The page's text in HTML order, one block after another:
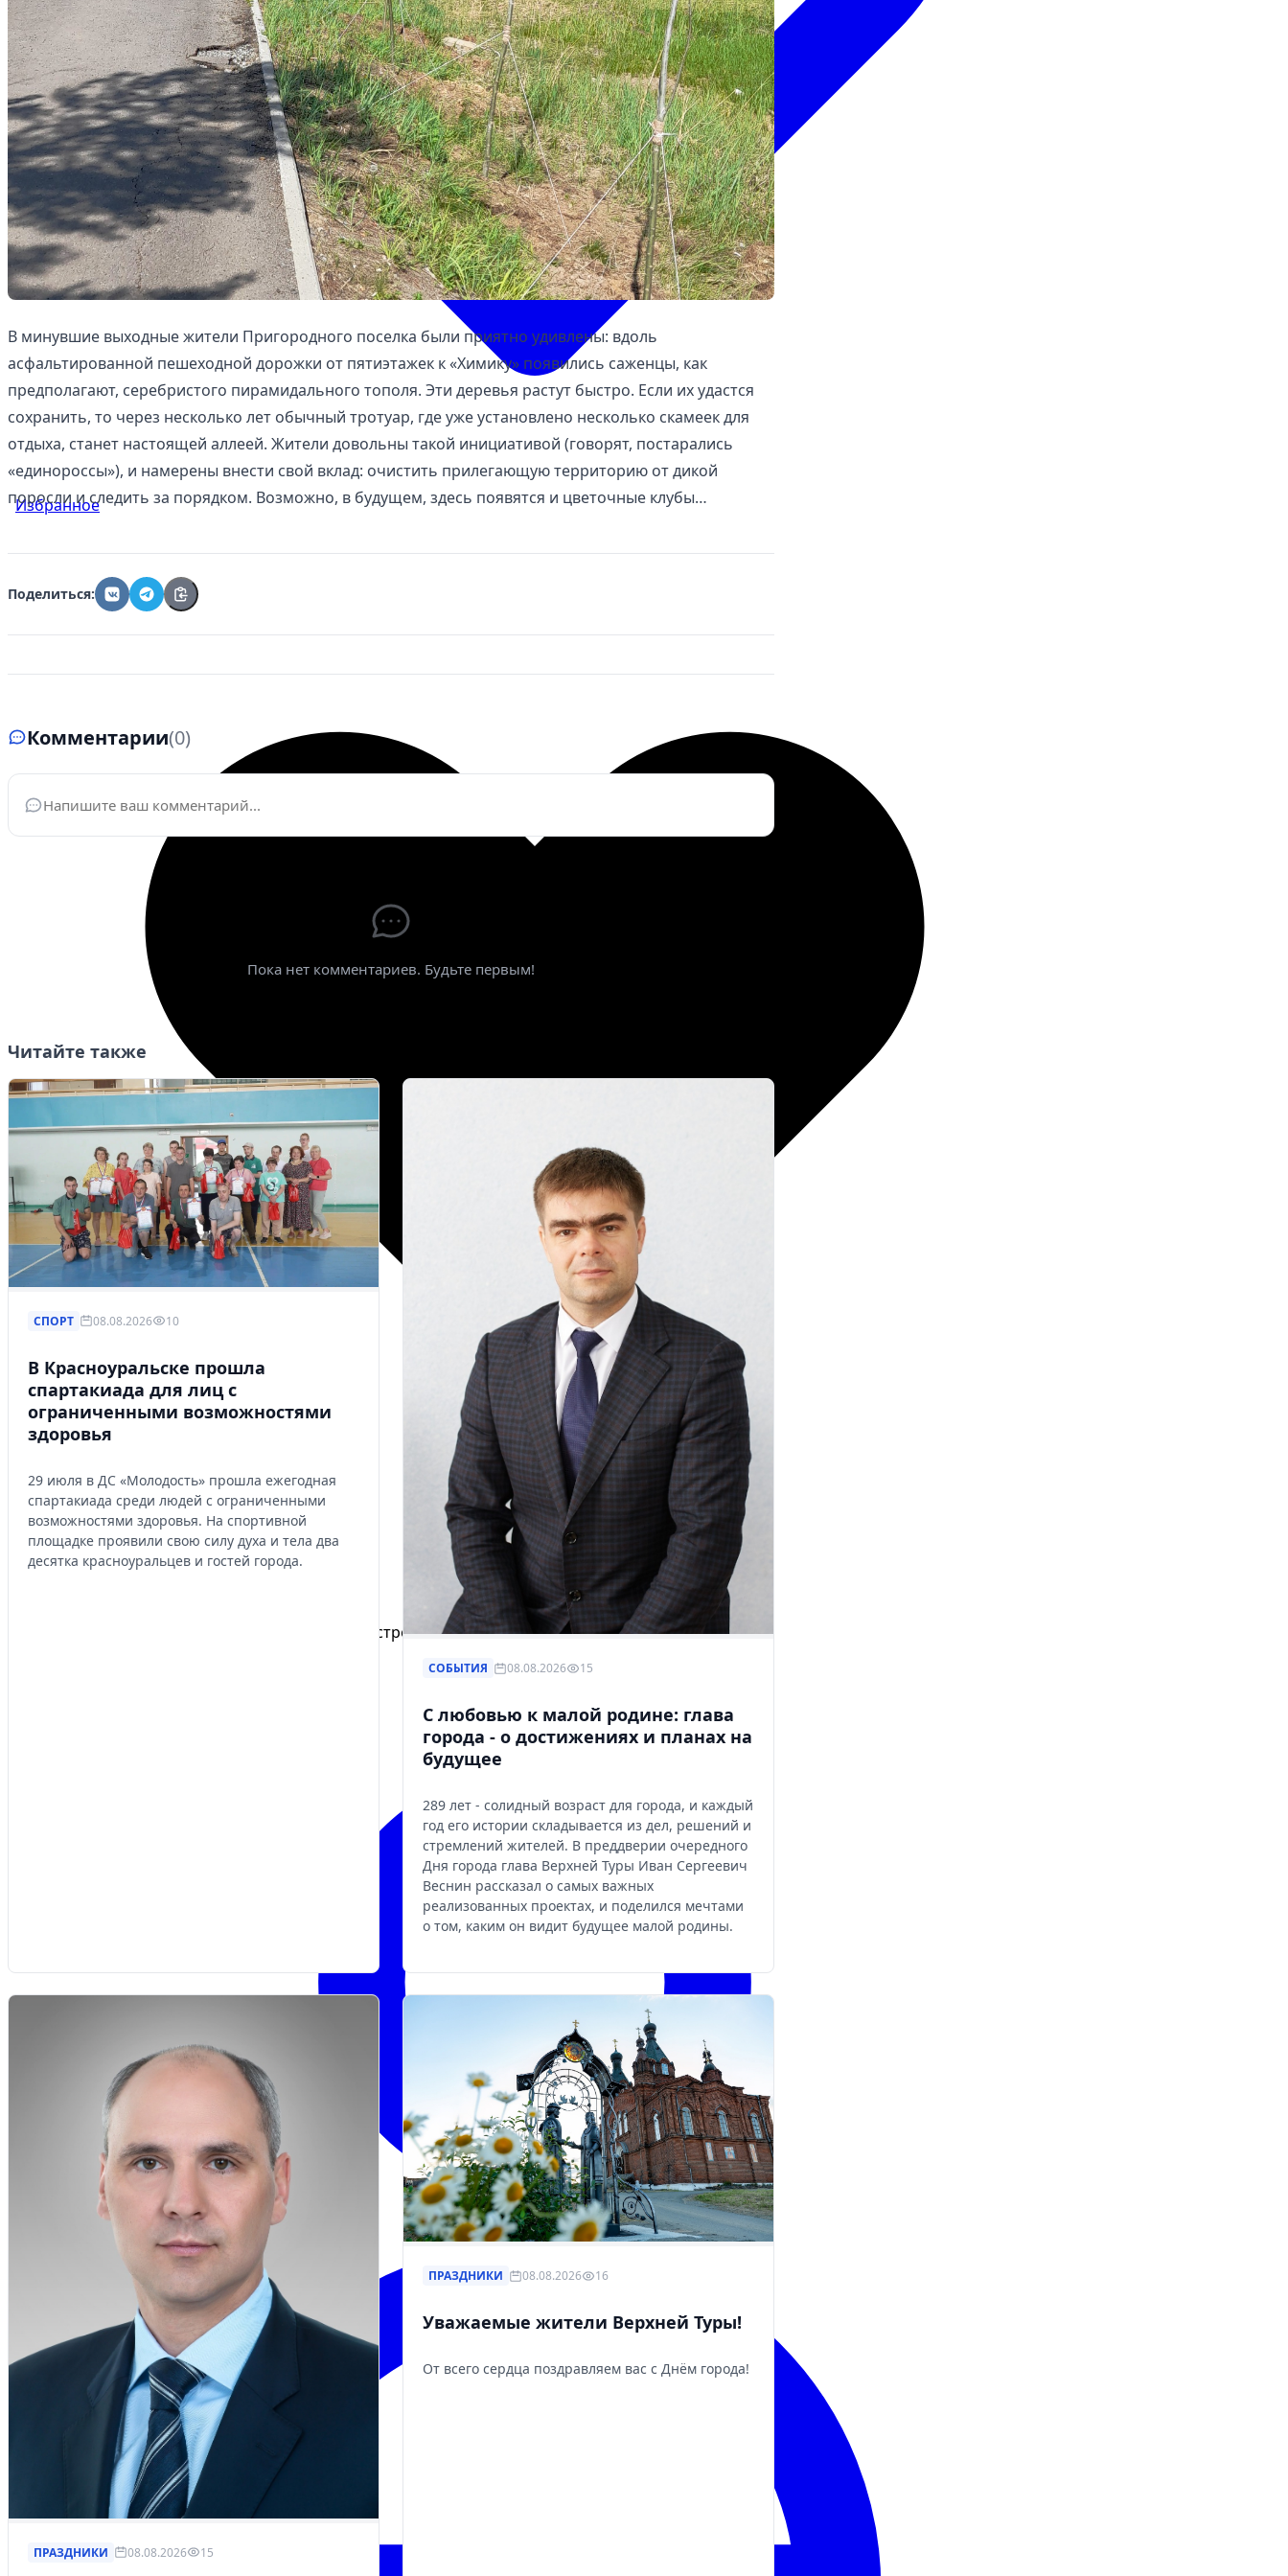
Избранное
Сохраняйте интересные объявления, чтобы быстро вернуться к ним позже.
В минувшие выходные жители Пригородного поселка были приятно удивлены: вдоль
асфальтированной пешеходной дорожки от пятиэтажек к «Химику» появились саженцы, как
предполагают, серебристого пирамидального тополя. Эти деревья растут быстро. Если их удастся
сохранить, то через несколько лет обычный тротуар, где уже установлено несколько скамеек для
отдыха, станет настоящей аллеей. Жители довольны такой инициативой (говорят, постарались
«единороссы»), и намерены внести свой вклад: очистить прилегающую территорию от дикой
поросли и следить за порядком. Возможно, в будущем, здесь появятся и цветочные клубы…
Поделиться:
Комментарии(0)
Ваше имя* Электронная почта*
Пока нет комментариев. Будьте первым!
Читайте также
СПОРТ 08.08.2026 10
В Красноуральске прошла
спартакиада для лиц с
ограниченными возможностями
здоровья
29 июля в ДС «Молодость» прошла ежегодная
спартакиада среди людей с ограниченными
возможностями здоровья. На спортивной
площадке проявили свою силу духа и тела два
десятка красноуральцев и гостей города.
СОБЫТИЯ 08.08.2026 15
С любовью к малой родине: глава
города - о достижениях и планах на
будущее
289 лет - солидный возраст для города, и каждый
год его истории складывается из дел, решений и
стремлений жителей. В преддверии очередного
Дня города глава Верхней Туры Иван Сергеевич
Веснин рассказал о самых важных
реализованных проектах, и поделился мечтами
о том, каким он видит будущее малой родины.
ПРАЗДНИКИ 08.08.2026 15
ПРАЗДНИКИ 08.08.2026 16
Уважаемые жители Верхней Туры!
От всего сердца поздравляем вас с Днём города!